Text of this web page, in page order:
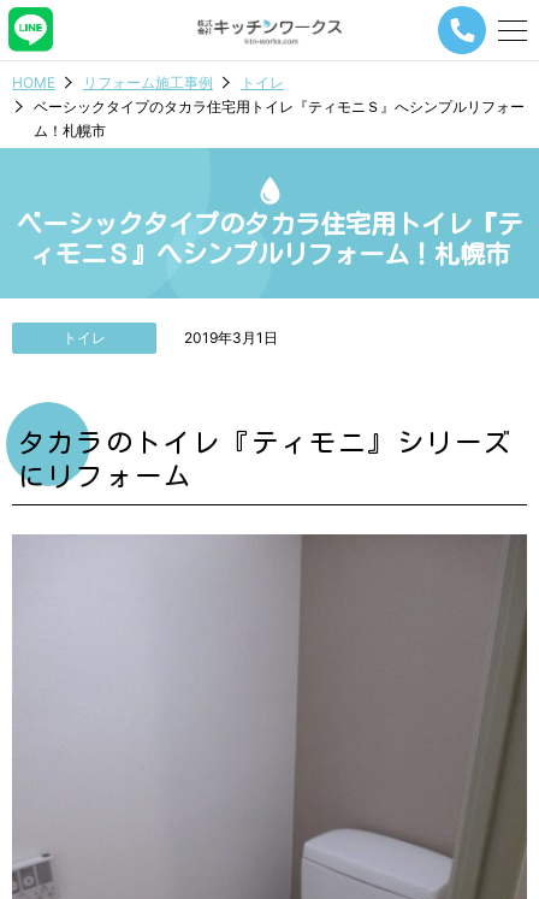
メ
ー
ビ
シ
ョ
タ
HOME リフォーム施工事例
トイレ
ベーシックタイプのタカラ住宅用トイレ『ティモニＳ』へシンプルリフォー
ム！札幌市
ベーシックタイプのタカラ住宅用トイレ『テ
ィモニＳ』へシンプルリフォーム！札幌市
トイレ 2019年3月1日
タカラのトイレ『ティモニ』シリーズ
にリフォーム